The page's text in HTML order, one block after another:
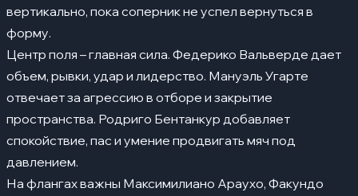
вертикально, пока соперник не успел вернуться в
форму.
Центр поля – главная сила. Федерико Вальверде дает
объем, рывки, удар и лидерство. Мануэль Угарте
отвечает за агрессию в отборе и закрытие
пространства. Родриго Бентанкур добавляет
спокойствие, пас и умение продвигать мяч под
давлением.
На флангах важны Максимилиано Араухо, Факундо